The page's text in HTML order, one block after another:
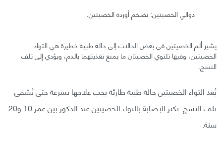
دوالي الخصيتين: تضخم أوردة الخصيتين.
يشير ألم الخصيتين في بعض الحالات إلى حالة طبية خطيرة هي التواء
الخصيتين، وفيها تلتوي الخصيتان ما يمنع تغذيتهما بالدم، ويؤدي إلى تلف
النسج.
يُعَد التواء الخصيتين حالة طبية طارئة يجب علاجها بسرعة حتى يُشفى
تلف النسج. تكثر الإصابة بالتواء الخصيتين عند الذكور بين عمر 10 و20
سنة.